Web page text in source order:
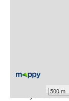
500 m
À savoir
Loyer de